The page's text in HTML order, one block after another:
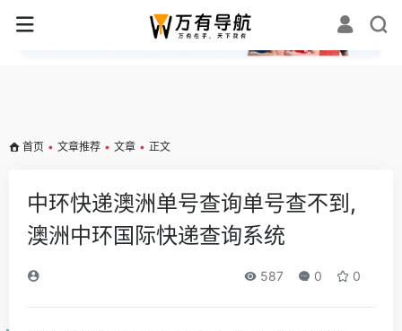
✕
首页 • 文章推荐 • 文章 • 正文
中环快递澳洲单号查询单号查不到,
澳洲中环国际快递查询系统
587 0 0